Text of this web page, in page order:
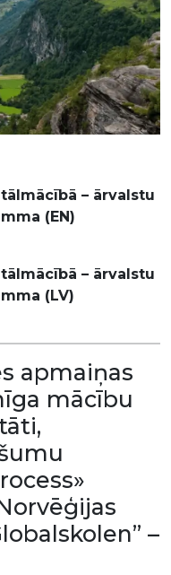
– ārvalstu
(EN)
– ārvalstu
(LV)
apmaiņas
mācību
–